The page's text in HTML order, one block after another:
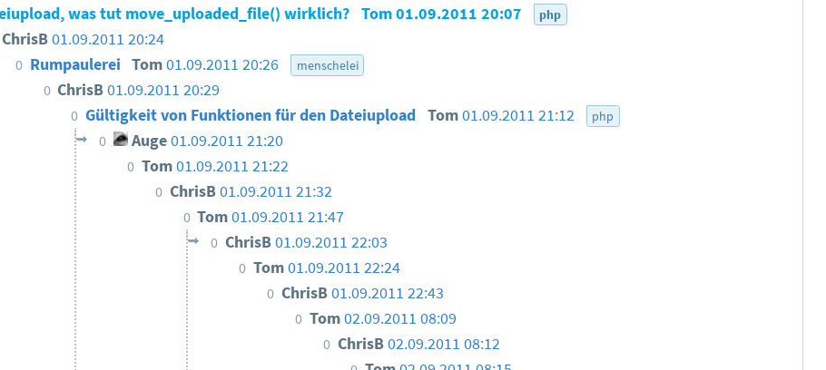
was tut move_uploaded_file() wirklich? Tom01.09.2011 20:07 php
ChrisB01.09.2011 20:24
0 Rumpaulerei Tom01.09.2011 20:26 menschelei
0 ChrisB01.09.2011 20:29
0 Gültigkeit von Funktionen für den Dateiupload Tom01.09.2011 21:12 php
0 Auge01.09.2011 21:20
0 Tom01.09.2011 21:22
0 ChrisB01.09.2011 21:32
0 Tom01.09.2011 21:47
0 ChrisB01.09.2011 22:03
0 Tom01.09.2011 22:24
0 ChrisB01.09.2011 22:43
0 Tom02.09.2011 08:09
0 ChrisB02.09.2011 08:12